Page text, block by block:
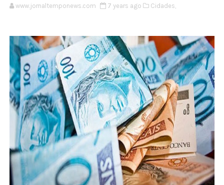
www.jornaltemponews.com 7 years ago Cidades,